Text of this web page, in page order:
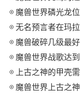
魔兽世界磷光龙位
无名预言者在玛拉顿里面
魔兽破碎几级最好
魔兽世界战歌达到尊敬可以换
上古之神的甲壳需要声望
魔兽世界上古之神排